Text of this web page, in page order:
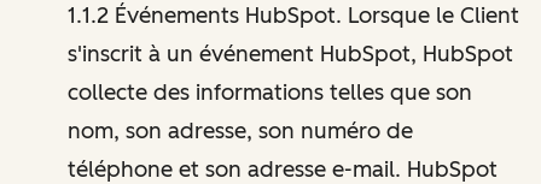
1.1.2 Événements HubSpot. Lorsque le Client
s'inscrit à un événement HubSpot, HubSpot
collecte des informations telles que son
nom, son adresse, son numéro de
téléphone et son adresse e-mail. HubSpot